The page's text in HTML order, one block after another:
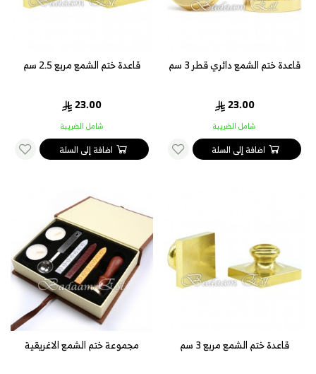
قاعدة ختم الشمع دائري قطر 3 سم
23.00
شامل الضريبة
اضافة إلى السلة
قاعدة ختم الشمع مربع 2.5 سم
23.00
شامل الضريبة
اضافة إلى السلة
قاعدة ختم الشمع مربع 3 سم مجموعة ختم الشمع الاغريقية